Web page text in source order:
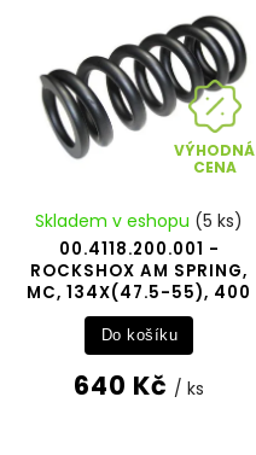
VÝHODNÁ
CENA
00.4118.200.001 -
ROCKSHOX AM SPRING,
MC, 134X(47.5-55), 400
Skladem v eshopu (5 ks)
640 Kč / ks
Do košíku